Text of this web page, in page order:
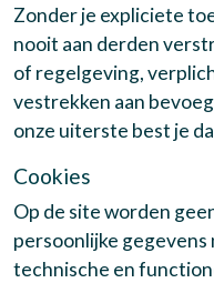
Zonder je expliciete
nooit aan derden
of regelgeving,
vestrekken aan
onze uiterste best je
Cookies
Op de site worden
persoonlijke
technische en